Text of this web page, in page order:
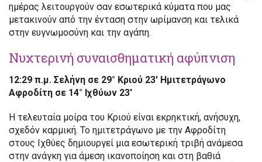
ημέρας λειτουργούν σαν εσωτερικά κύματα που μας
μετακινούν από την ένταση στην ωρίμανση και τελικά
στην ευγνωμοσύνη και την αγάπη.
Νυχτερινή συναισθηματική αφύπνιση
12:29 π.μ. Σελήνη σε 29° Κριού 23′ Ημιτετράγωνο
Αφροδίτη σε 14° Ιχθύων 23′
Η τελευταία μοίρα του Κριού είναι εκρηκτική, ανήσυχη,
σχεδόν καρμική. Το ημιτετράγωνο με την Αφροδίτη
στους Ιχθύες δημιουργεί μια εσωτερική τριβή ανάμεσα
στην ανάγκη για άμεση ικανοποίηση και στη βαθιά